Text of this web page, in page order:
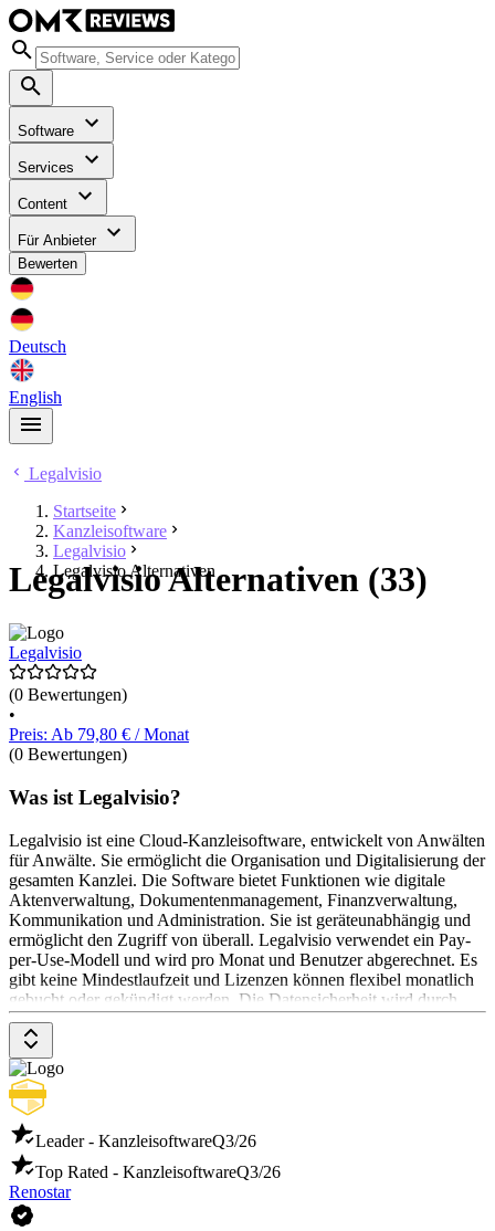
Software
Services
Content
Für Anbieter
Bewerten
Deutsch
English
Legalvisio
Startseite
Kanzleisoftware
Legalvisio
Legalvisio Alternativen
Legalvisio Alternativen (33)
Legalvisio
(0 Bewertungen)
•
Preis: Ab 79,80 € / Monat
(0 Bewertungen)
Was ist Legalvisio?
Legalvisio ist eine Cloud-Kanzleisoftware, entwickelt von Anwälten
für Anwälte. Sie ermöglicht die Organisation und Digitalisierung der
gesamten Kanzlei. Die Software bietet Funktionen wie digitale
Aktenverwaltung, Dokumentenmanagement, Finanzverwaltung,
Kommunikation und Administration. Sie ist geräteunabhängig und
ermöglicht den Zugriff von überall. Legalvisio verwendet ein Pay-
per-Use-Modell und wird pro Monat und Benutzer abgerechnet. Es
gibt keine Mindestlaufzeit und Lizenzen können flexibel monatlich
gebucht oder gekündigt werden. Die Datensicherheit wird durch
Verschlüsselung und Einhaltung der DSGVO-Richtlinien
gewährleistet.
Leader - KanzleisoftwareQ3/26
Top Rated - KanzleisoftwareQ3/26
Renostar